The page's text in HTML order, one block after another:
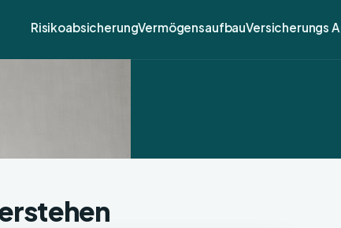
RisikoabsicherungVermögensaufbauVersicherungs